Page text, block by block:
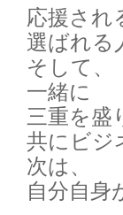
応援され
選ばれる
そして、
一緒に
三重を盛
共にビジ
次は、
自分自身